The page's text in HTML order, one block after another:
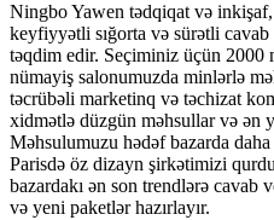
Ningbo Yawen tədqiqat və
keyfiyyətli sığorta və sürətli
təqdim edir. Seçiminiz üçün 2000
nümayiş salonumuzda minlərlə
təcrübəli marketinq və təchizat
xidmətlə düzgün məhsullar və ən
Məhsulumuzu hədəf bazarda
Parisdə öz dizayn şirkətimizi
bazardakı ən son trendlərə cavab
və yeni paketlər hazırlayır.